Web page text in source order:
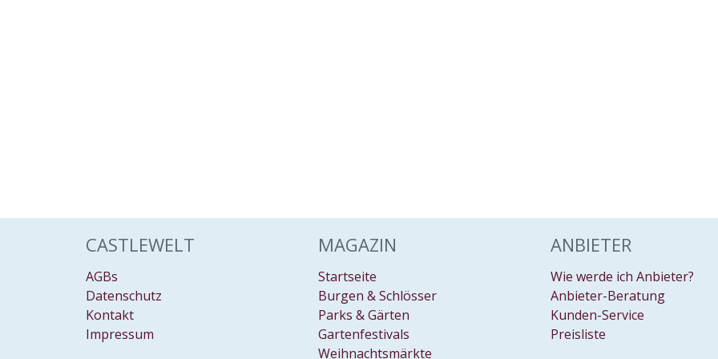
CASTLEWELT
AGBs
Datenschutz
Kontakt
Impressum
MAGAZIN
Startseite
Burgen & Schlösser
Parks & Gärten
Gartenfestivals
Weihnachtsmärkte
ANBIETER
Wie werde ich Anbieter?
Anbieter-Beratung
Kunden-Service
Preisliste